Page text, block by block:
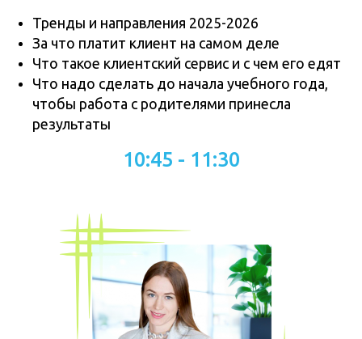
Тренды и направления 2025-2026
За что платит клиент на самом деле
Что такое клиентский сервис и с чем его едят
Что надо сделать до начала учебного года,
чтобы работа с родителями принесла
результаты
10:45 - 11:30